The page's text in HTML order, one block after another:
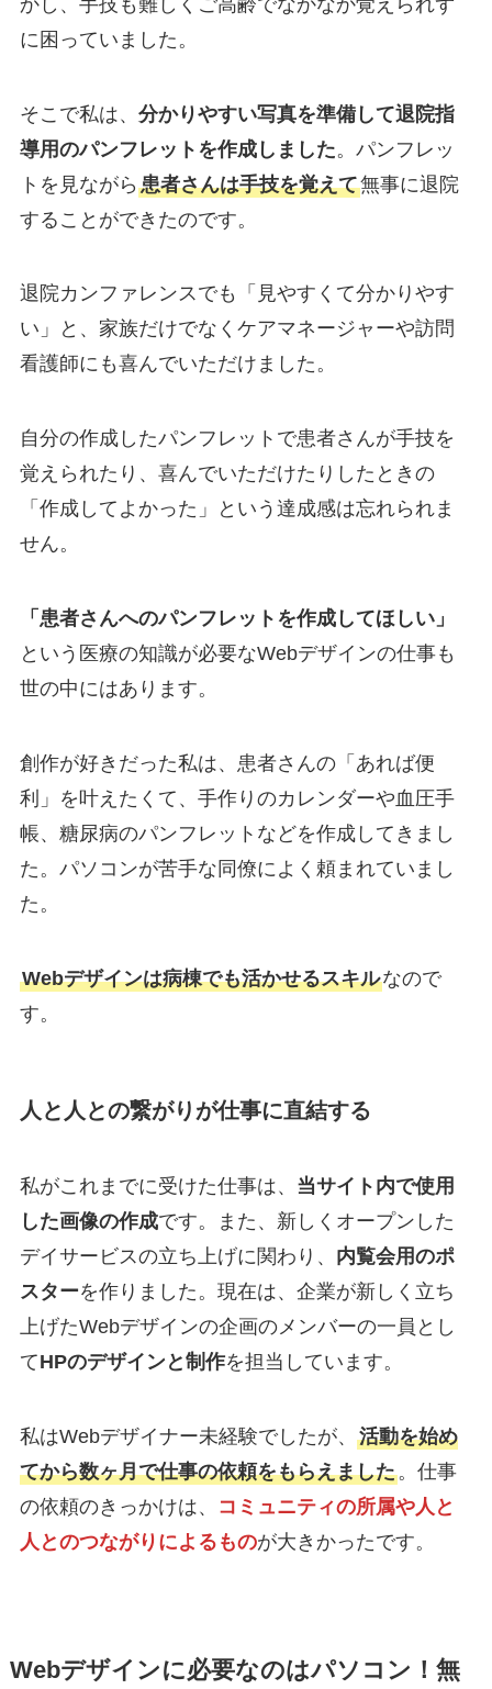
に困っていました。
そこで私は、 分かりやすい写真を準備して退院指
導用のパンフレットを作成しました。パンフレッ
トを見ながら 患者さんは手技を覚えて無事に退院
することができたのです。
退院カンファレンスでも「見やすくて分かりやす
い」と、家族だけでなくケアマネージャーや訪問
看護師にも喜んでいただけました。
自分の作成したパンフレットで患者さんが手技を
覚えられたり、喜んでいただけたりしたときの
「作成してよかった」という達成感は忘れられま
せん。
「患者さんへのパンフレットを作成してほしい」
という医療の知識が必要なWebデザインの仕事も
世の中にはあります。
創作が好きだった私は、患者さんの「あれば便
利」を叶えたくて、手作りのカレンダーや血圧手
帳、糖尿病のパンフレットなどを作成してきまし
た。パソコンが苦手な同僚によく頼まれていまし
た。
Webデザインは病棟でも活かせるスキルなので
す。
人と人との繋がりが仕事に直結する
私がこれまでに受けた仕事は、 当サイト内で使用
した画像の作成です。また、新しくオープンした
デイサービスの立ち上げに関わり、 内覧会用のポ
スターを作りました。現在は、企業が新しく立ち
上げたWebデザインの企画のメンバーの一員とし
てHPのデザインと制作を担当しています。
私はWebデザイナー未経験でしたが、 活動を始め
てから数ヶ月で仕事の依頼をもらえました。仕事
の依頼のきっかけは、
コミュニティの所属や人と
人とのつながりによるものが大きかったです。
Webデザインに必要なのはパソコン！無